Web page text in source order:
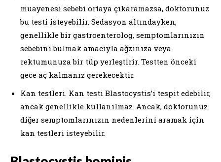
muayenesi sebebi ortaya çıkaramazsa, doktorunuz
bu testi isteyebilir. Sedasyon altındayken,
genellikle bir gastroenterolog, semptomlarınızın
sebebini bulmak amacıyla ağzınıza veya
rektumunuza bir tüp yerleştirir. Testten önceki
gece aç kalmanız gerekecektir.
Kan testleri. Kan testi Blastocystis’i tespit edebilir,
ancak genellikle kullanılmaz. Ancak, doktorunuz
diğer semptomlarınızın nedenlerini aramak için
kan testleri isteyebilir.